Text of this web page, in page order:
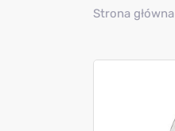
Strona główna